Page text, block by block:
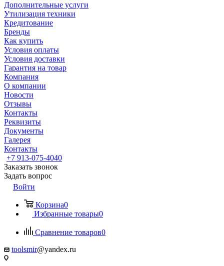
Дополнительные услуги
Утилизация техники
Кредитование
Бренды
Как купить
Условия оплаты
Условия доставки
Гарантия на товар
Компания
О компании
Новости
Отзывы
Контакты
Реквизиты
Документы
Галерея
Контакты
+7 913-075-4040
Заказать звонок
Задать вопрос
Войти
Корзина0
Избранные товары0
Сравнение товаров0
toolsmir@yandex.ru